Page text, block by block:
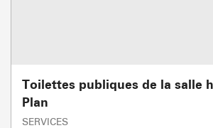
Toilettes publiques de la salle
Plan
SERVICES